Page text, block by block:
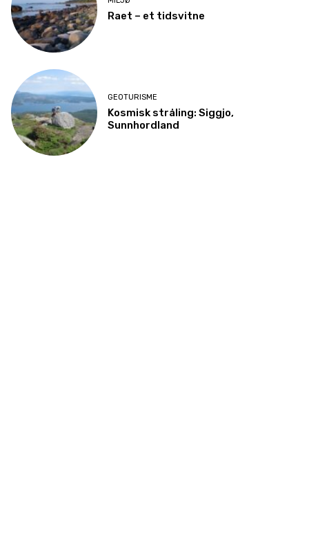
Raet – et tidsvitne
GEOTURISME
Kosmisk stråling: Siggjo,
Sunnhordland